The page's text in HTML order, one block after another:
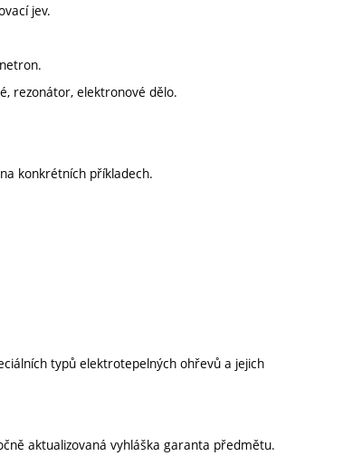
jev.
rezonátor, elektronové dělo.
konkrétních příkladech.
typů elektrotepelných ohřevů a jejich
aktualizovaná vyhláška garanta předmětu.